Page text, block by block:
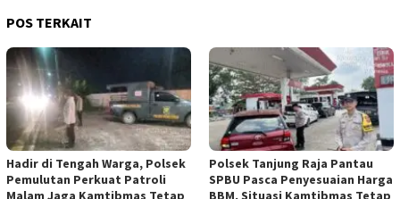
POS TERKAIT
Hadir di Tengah Warga, Polsek
Pemulutan Perkuat Patroli
Malam Jaga Kamtibmas Tetap
Polsek Tanjung Raja Pantau
SPBU Pasca Penyesuaian Harga
BBM, Situasi Kamtibmas Tetap